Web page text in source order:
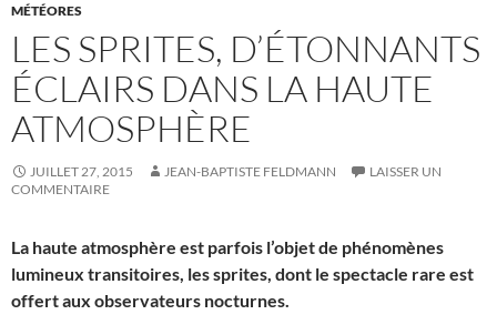
MÉTÉORES
LES SPRITES, D’ÉTONNANTS
ÉCLAIRS DANS LA HAUTE
ATMOSPHÈRE
JUILLET 27, 2015 JEAN-BAPTISTE FELDMANN
LAISSER UN
COMMENTAIRE
La haute atmosphère est parfois l’objet de phénomènes
lumineux transitoires, les sprites, dont le spectacle rare est
offert aux observateurs nocturnes.